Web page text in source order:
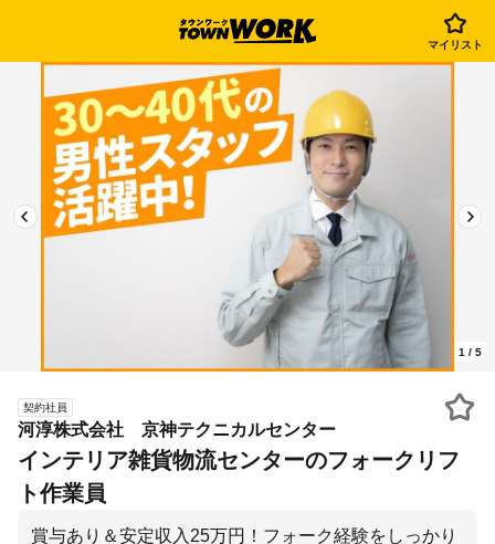
マイリスト
1 / 5
契約社員
河淳株式会社 京神テクニカルセンター
インテリア雑貨物流センターのフォークリフ
ト作業員
賞与あり＆安定収入25万円！フォーク経験をしっかり